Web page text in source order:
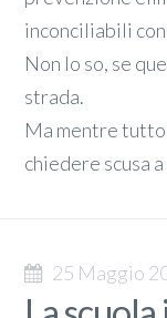
inconciliabili
Non lo so, se
strada.
Ma mentre
chiedere scusa
25 Maggio